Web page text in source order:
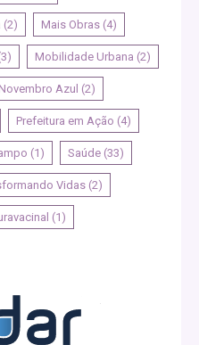
(2) Mais Obras (4)
Mobilidade Urbana (2)
Novembro Azul (2)
Prefeitura em Ação (4)
(1) Saúde (33)
Vidas (2)
(1)